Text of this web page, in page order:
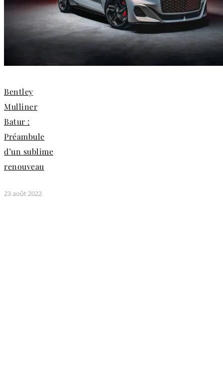
Bentley
Mulliner
Batur :
Préambule
d’un sublime
renouveau
23 août 2022